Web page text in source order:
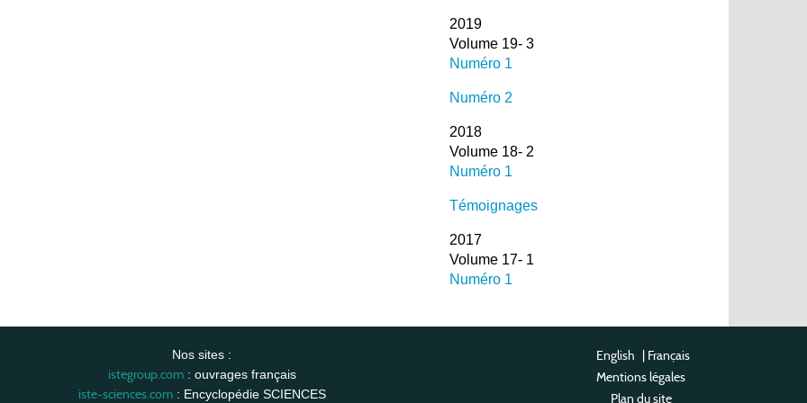
2019
Volume 19- 3
Numéro 1
Numéro 2
2018
Volume 18- 2
Numéro 1
Témoignages
2017
Volume 17- 1
Numéro 1
Nos sites :
istegroup.com: ouvrages français
iste-sciences.com: Encyclopédie SCIENCES
English | Français
Mentions légales
Plan du site